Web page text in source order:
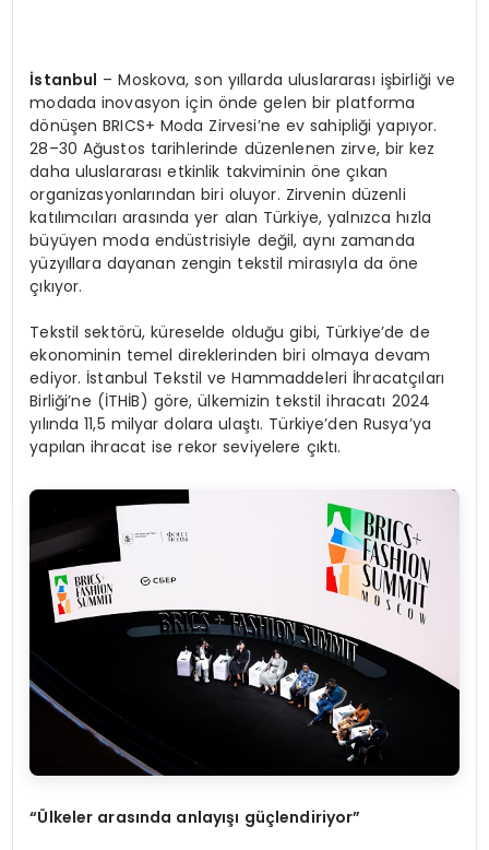
İstanbul – Moskova, son yıllarda uluslararası işbirliği ve
modada inovasyon için önde gelen bir platforma
dönüşen BRICS+ Moda Zirvesi’ne ev sahipliği yapıyor.
28–30 Ağustos tarihlerinde düzenlenen zirve, bir kez
daha uluslararası etkinlik takviminin öne çıkan
organizasyonlarından biri oluyor. Zirvenin düzenli
katılımcıları arasında yer alan Türkiye, yalnızca hızla
büyüyen moda endüstrisiyle değil, aynı zamanda
yüzyıllara dayanan zengin tekstil mirasıyla da öne
çıkıyor.
Tekstil sektörü, küreselde olduğu gibi, Türkiye’de de
ekonominin temel direklerinden biri olmaya devam
ediyor. İstanbul Tekstil ve Hammaddeleri İhracatçıları
Birliği’ne (İTHİB) göre, ülkemizin tekstil ihracatı 2024
yılında 11,5 milyar dolara ulaştı. Türkiye’den Rusya’ya
yapılan ihracat ise rekor seviyelere çıktı.
“Ülkeler arasında anlayışı güçlendiriyor”